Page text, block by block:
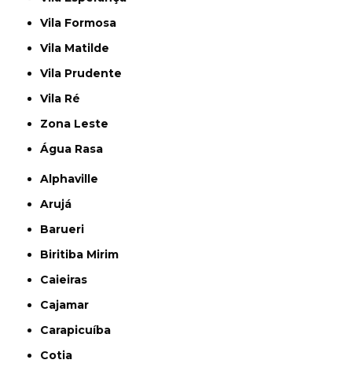
Vila Formosa
Vila Matilde
Vila Prudente
Vila Ré
Zona Leste
Água Rasa
Alphaville
Arujá
Barueri
Biritiba Mirim
Caieiras
Cajamar
Carapicuíba
Cotia